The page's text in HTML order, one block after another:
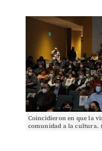
Coincidieron en que la
comunidad a la cultura.